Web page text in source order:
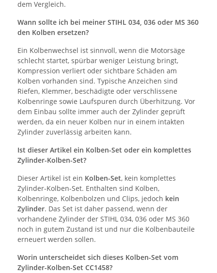
dem Vergleich.
Wann sollte ich bei meiner STIHL 034, 036 oder MS 360
den Kolben ersetzen?
Ein Kolbenwechsel ist sinnvoll, wenn die Motorsäge
schlecht startet, spürbar weniger Leistung bringt,
Kompression verliert oder sichtbare Schäden am
Kolben vorhanden sind. Typische Anzeichen sind
Riefen, Klemmer, beschädigte oder verschlissene
Kolbenringe sowie Laufspuren durch Überhitzung. Vor
dem Einbau sollte immer auch der Zylinder geprüft
werden, da ein neuer Kolben nur in einem intakten
Zylinder zuverlässig arbeiten kann.
Ist dieser Artikel ein Kolben-Set oder ein komplettes
Zylinder-Kolben-Set?
Dieser Artikel ist ein Kolben-Set, kein komplettes
Zylinder-Kolben-Set. Enthalten sind Kolben,
Kolbenringe, Kolbenbolzen und Clips, jedoch kein
Zylinder. Das Set ist daher passend, wenn der
vorhandene Zylinder der STIHL 034, 036 oder MS 360
noch in gutem Zustand ist und nur die Kolbenbauteile
erneuert werden sollen.
Worin unterscheidet sich dieses Kolben-Set vom
Zylinder-Kolben-Set CC1458?